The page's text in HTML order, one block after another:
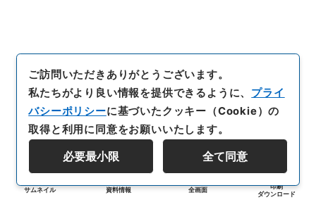
サムネイル 資料情報 全画面
印刷
ダウンロード
ご訪問いただきありがとうございます。
私たちがより良い情報を提供できるように、 プライ
バシーポリシーに基づいたクッキー（Cookie）の
取得と利用に同意をお願いいたします。
必要最小限 全て同意